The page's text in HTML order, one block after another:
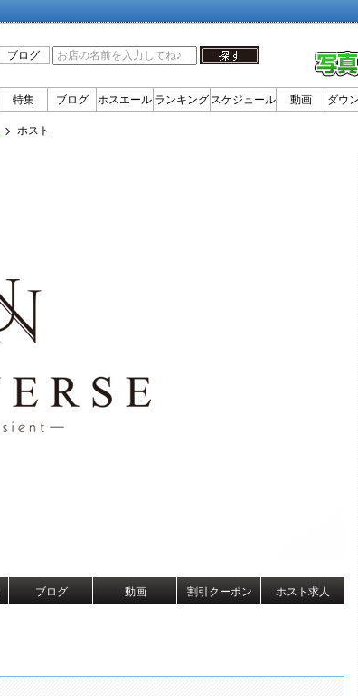
ブログ
特集 ブログ ホスエール ランキング スケジュール 動画 ダウ
ホスト
ブログ 動画 割引クーポン ホスト求人